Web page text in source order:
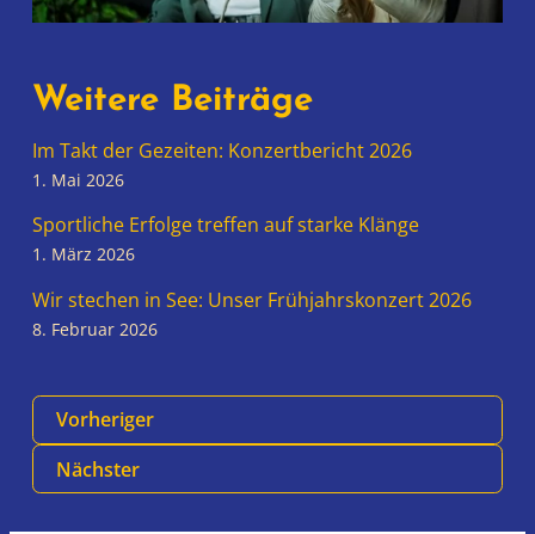
Weitere Beiträge
Im Takt der Gezeiten: Konzertbericht 2026
1. Mai 2026
Sportliche Erfolge treffen auf starke Klänge
1. März 2026
Wir stechen in See: Unser Frühjahrskonzert 2026
8. Februar 2026
Vorheriger
Nächster